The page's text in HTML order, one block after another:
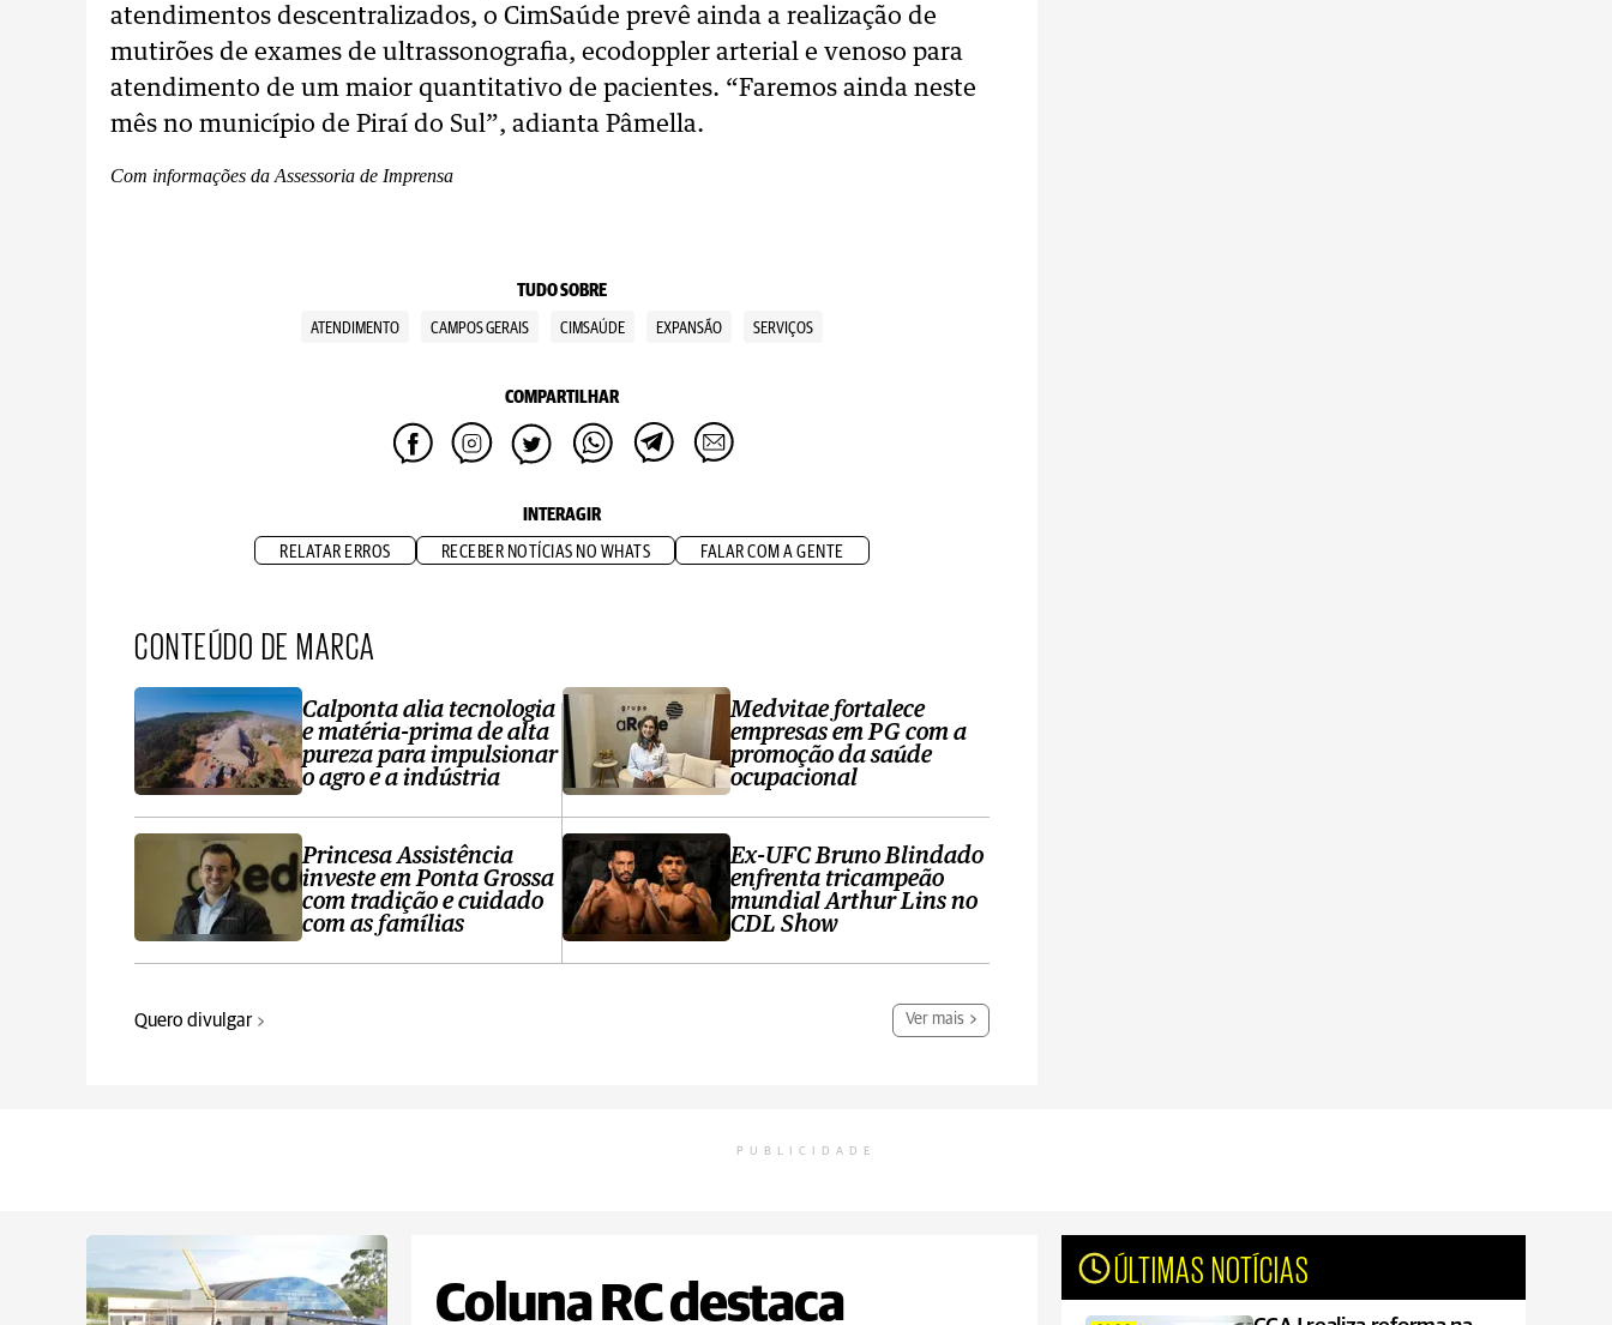
atendimentos descentralizados, o CimSaúde prevê ainda a realização de
mutirões de exames de ultrassonografia, ecodoppler arterial e venoso para
atendimento de um maior quantitativo de pacientes. “Faremos ainda neste
mês no município de Piraí do Sul”, adianta Pâmella.
Com informações da Assessoria de Imprensa
TUDO SOBRE
ATENDIMENTO CAMPOS GERAIS CIMSAÚDE EXPANSÃO SERVIÇOS
COMPARTILHAR
INTERAGIR
RELATAR ERROS RECEBER NOTÍCIAS NO WHATS FALAR COM A GENTE
CONTEÚDO DE MARCA
Calponta alia tecnologia
e matéria-prima de alta
pureza para impulsionar
o agro e a indústria
Princesa Assistência
investe em Ponta Grossa
com tradição e cuidado
com as famílias
Medvitae fortalece
empresas em PG com a
promoção da saúde
ocupacional
Ex-UFC Bruno Blindado
enfrenta tricampeão
mundial Arthur Lins no
CDL Show
Quero divulgar Ver mais
PUBLICIDADE
Coluna RC destaca
ÚLTIMAS NOTÍCIAS